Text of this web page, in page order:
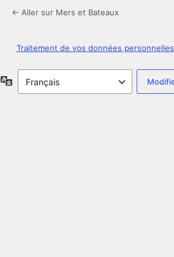
← Aller sur Mers et Bateaux
Traitement de vos données personnelles
Langue